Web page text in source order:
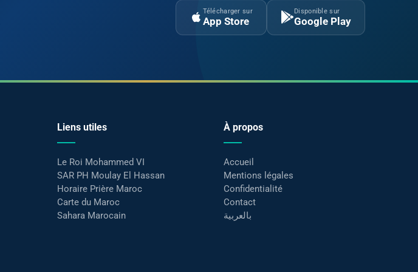
Télécharger sur
App Store
Disponible sur
Google Play
Liens utiles
Le Roi Mohammed VI
SAR PH Moulay El Hassan
Horaire Prière Maroc
Carte du Maroc
Sahara Marocain
À propos
Accueil
Mentions légales
Confidentialité
Contact
بالعربية